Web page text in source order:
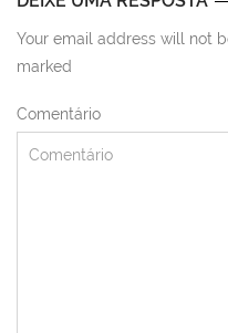
Your email address will not
marked
Comentário